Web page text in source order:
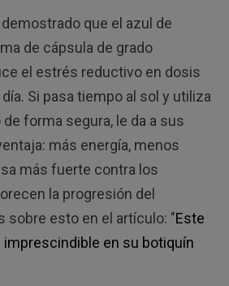
que el azul de
de cápsula de grado
el estrés reductivo en dosis
Si pasa tiempo al sol y utiliza
forma segura, le da a sus
más energía, menos
más fuerte contra los
la progresión del
sobre esto en el artículo: "Este
en su botiquín